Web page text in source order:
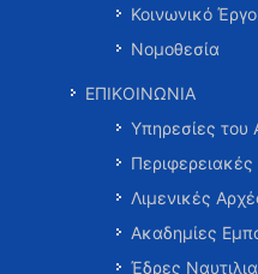
Κοινωνικό
Νομοθεσία
ΕΠΙΚΟΙΝΩΝΙΑ
Υπηρεσίες του
Λιμενικές
Ακαδημίες
Έδρες